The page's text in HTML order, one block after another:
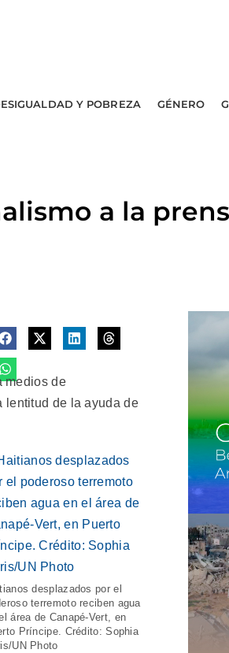
Y POBREZA GÉNERO
a la
medios de
lentitud de la ayuda de
desplazados por el
terremoto reciben agua
área de Canapé-Vert, en
Príncipe. Crédito: Sophia
UN Photo